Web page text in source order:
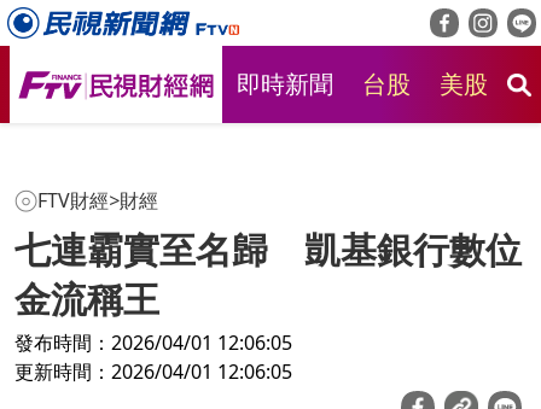
即時新聞 台股 美股
FTV財經>財經
七連霸實至名歸 凱基銀行數位
金流稱王
發布時間：2026/04/01 12:06:05
更新時間：2026/04/01 12:06:05